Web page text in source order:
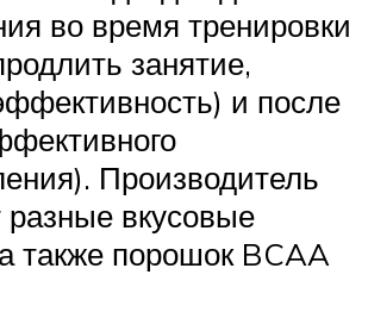
во время тренировки
занятие,
и после
Производитель
разные вкусовые
также порошок BCAA